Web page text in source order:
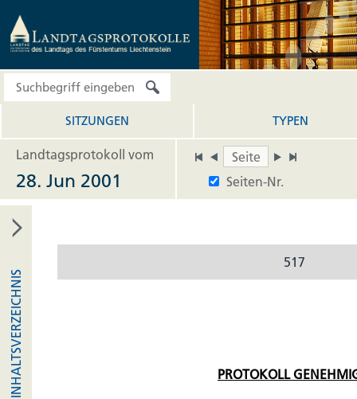
SITZUNGEN TYPEN
Landtagsprotokoll vom
Seiten-Nr.
28. Jun 2001
INHALTSVERZEICHNIS
517
PROTOKOLL